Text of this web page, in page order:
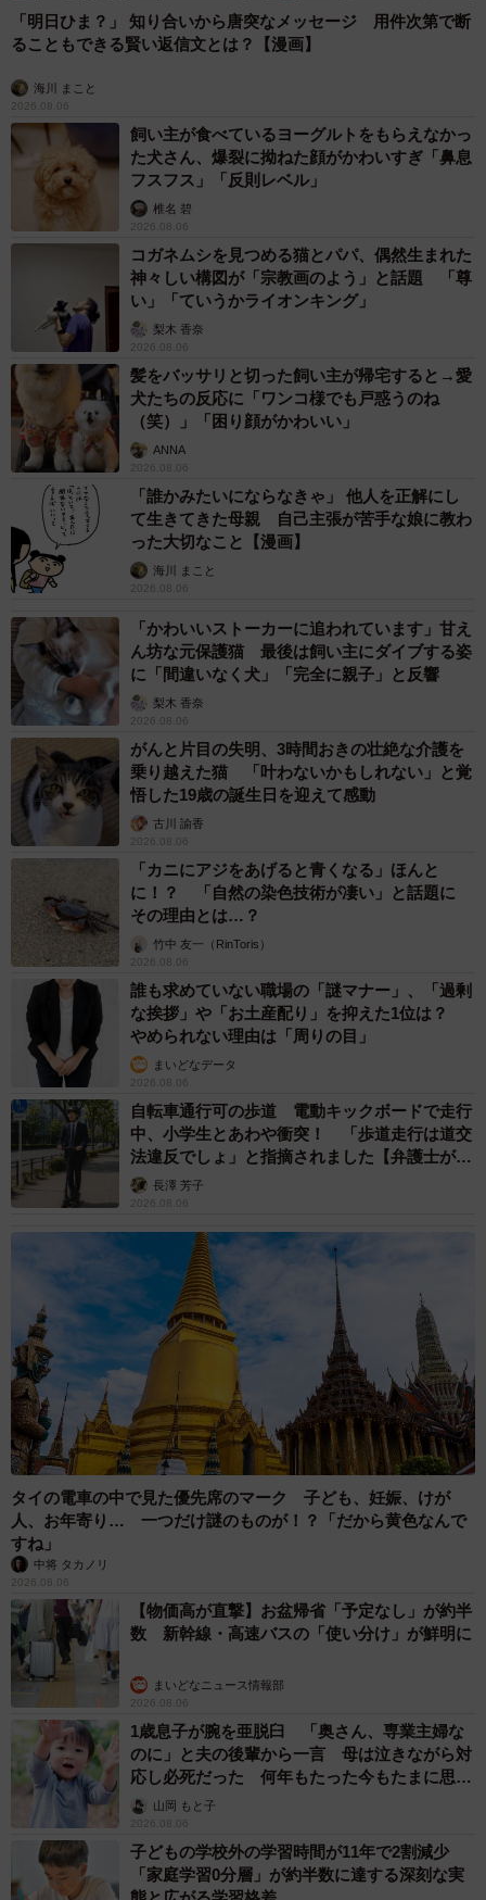
「明日ひま？」 知り合いから唐突なメッセージ 用件次第で断
ることもできる賢い返信文とは？【漫画】
海川 まこと
2026.08.06
飼い主が食べているヨーグルトをもらえなかっ
た犬さん、爆裂に拗ねた顔がかわいすぎ「鼻息
フスフス」「反則レベル」
椎名 碧
2026.08.06
コガネムシを見つめる猫とパパ、偶然生まれた
神々しい構図が「宗教画のよう」と話題 「尊
い」「ていうかライオンキング」
梨木 香奈
2026.08.06
髪をバッサリと切った飼い主が帰宅すると→愛
犬たちの反応に「ワンコ様でも戸惑うのね
（笑）」「困り顔がかわいい」
ANNA
2026.08.06
「誰かみたいにならなきゃ」 他人を正解にし
て生きてきた母親 自己主張が苦手な娘に教わ
った大切なこと【漫画】
海川 まこと
2026.08.06
「かわいいストーカーに追われています」甘え
ん坊な元保護猫 最後は飼い主にダイブする姿
に「間違いなく犬」「完全に親子」と反響
梨木 香奈
2026.08.06
がんと片目の失明、3時間おきの壮絶な介護を
乗り越えた猫 「叶わないかもしれない」と覚
悟した19歳の誕生日を迎えて感動
古川 諭香
2026.08.06
「カニにアジをあげると青くなる」ほんと
に！？ 「自然の染色技術が凄い」と話題に
その理由とは…？
竹中 友一（RinToris）
2026.08.06
誰も求めていない職場の「謎マナー」、「過剰
な挨拶」や「お土産配り」を抑えた1位は？
やめられない理由は「周りの目」
まいどなデータ
2026.08.06
自転車通行可の歩道 電動キックボードで走行
中、小学生とあわや衝突！ 「歩道走行は道交
法違反でしょ」と指摘されました【弁護士が解
説】長澤 芳子
2026.08.06
タイの電車の中で見た優先席のマーク 子ども、妊娠、けが
人、お年寄り… 一つだけ謎のものが！？「だから黄色なんで
すね」
中将 タカノリ
2026.08.06
【物価高が直撃】お盆帰省「予定なし」が約半
数 新幹線・高速バスの「使い分け」が鮮明に
まいどなニュース情報部
2026.08.06
1歳息子が腕を亜脱臼 「奥さん、専業主婦な
のに」と夫の後輩から一言 母は泣きながら対
応し必死だった 何年もたった今もたまに思い
出し…山岡 もと子
2026.08.06
子どもの学校外の学習時間が11年で2割減少
「家庭学習0分層」が約半数に達する深刻な実